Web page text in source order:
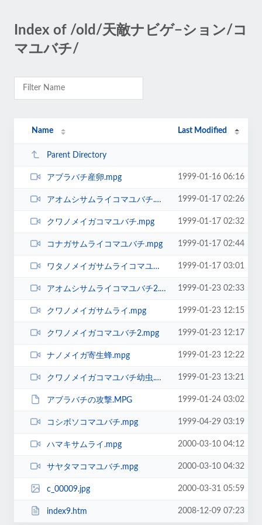
Index of /old/天敵ナビゲ−ション/コ
マユバチ/
Name Last Modified
Parent Directory
アブラバチ産卵.mpg 1999-01-16 06:16
アオムシサムライコマユバチ.mpg 1999-01-17 02:26
クワノメイガコマユバチ.mpg 1999-01-17 02:32
コナガサムライコマユバチ.mpg 1999-01-17 02:44
ワタノメイガサムライコマユバチ.mpg 1999-01-17 03:01
アオムシサムライコマユバチ2.mpg 1999-01-23 02:33
クワノメイガサムライ.mpg 1999-01-23 12:15
クワノメイガコマユバチ2.mpg 1999-01-23 12:17
ナノメイガ寄生蜂.mpg 1999-01-23 12:22
クワノメイガコマユバチ幼虫.mpg 1999-01-23 13:21
アブラバチの攻撃.MPG 1999-01-24 03:02
コシボソコマユバチ.mpg 1999-04-29 03:19
ハマキサムライ.mpg 2000-03-10 04:12
サヤタマコマユバチ.mpg 2000-03-10 04:32
c_00009.jpg 2000-03-31 05:59
index9.htm 2008-12-09 07:23